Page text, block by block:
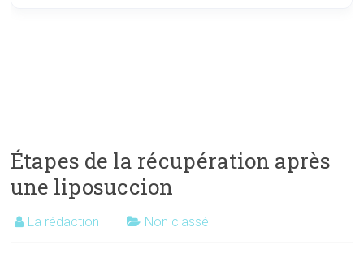
Étapes de la récupération après
une liposuccion
La rédaction Non classé